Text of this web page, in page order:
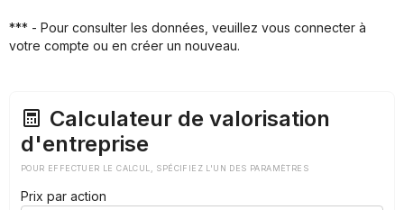
*** - Pour consulter les données, veuillez vous connecter à
votre compte ou en créer un nouveau.
Calculateur de valorisation
d'entreprise
POUR EFFECTUER LE CALCUL, SPÉCIFIEZ L'UN DES PARAMÈTRES
Prix par action